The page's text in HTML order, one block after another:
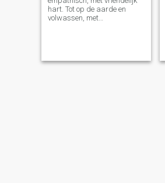
hart. Tot op de aarde en
volwassen, met
ook geconcentreerd en